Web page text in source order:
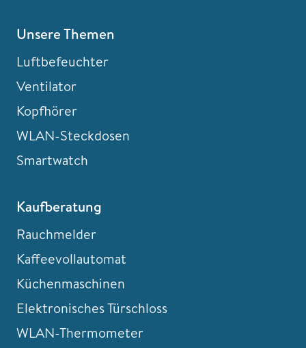
Unsere Themen
Luftbefeuchter
Ventilator
Kopfhörer
WLAN-Steckdosen
Smartwatch
Kaufberatung
Rauchmelder
Kaffeevollautomat
Küchenmaschinen
Elektronisches Türschloss
WLAN-Thermometer